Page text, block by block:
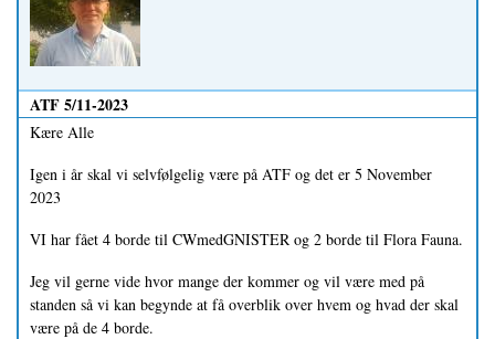
ATF 5/11-2023
Kære Alle
Igen i år skal vi selvfølgelig være på ATF og det er 5 November
2023
VI har fået 4 borde til CWmedGNISTER og 2 borde til Flora Fauna.
Jeg vil gerne vide hvor mange der kommer og vil være med på
standen så vi kan begynde at få overblik over hvem og hvad der skal
være på de 4 borde.